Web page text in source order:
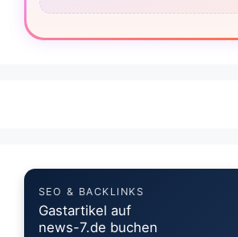
SEO & BACKLINKS
Gastartikel auf
news-7.de buchen